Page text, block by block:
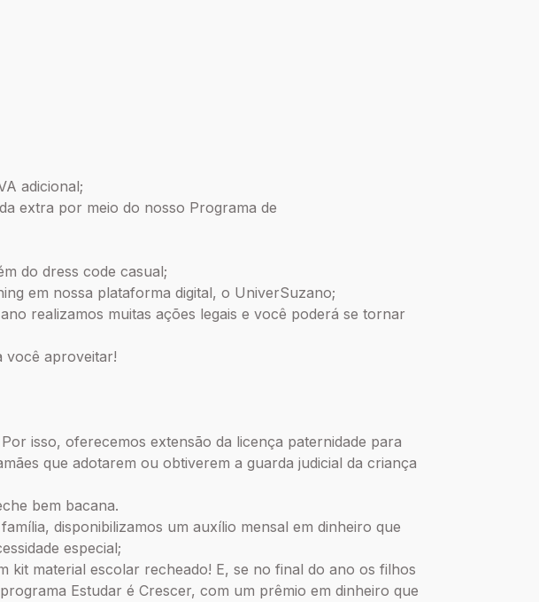
adicional;
extra por meio do nosso Programa de
do dress code casual;
em nossa plataforma digital, o UniverSuzano;
realizamos muitas ações legais e você poderá se tornar
você aproveitar!
isso, oferecemos extensão da licença paternidade para
que adotarem ou obtiverem a guarda judicial da criança
bem bacana.
disponibilizamos um auxílio mensal em dinheiro que
especial;
material escolar recheado! E, se no final do ano os filhos
Estudar é Crescer, com um prêmio em dinheiro que